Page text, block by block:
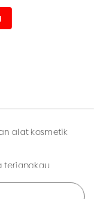
alat kosmetik